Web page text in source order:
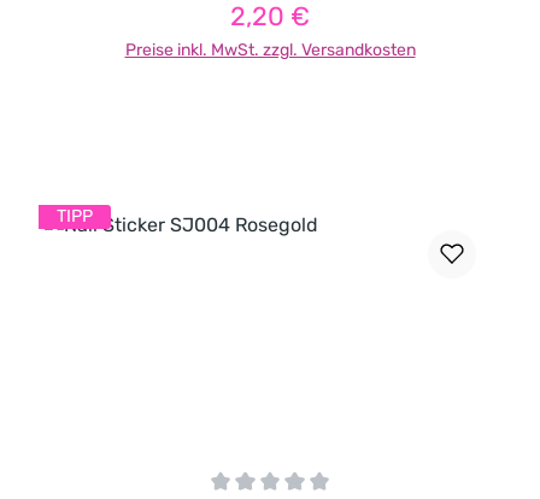
Regulärer Preis:
2,20 €
Preise inkl. MwSt. zzgl. Versandkosten
TIPP